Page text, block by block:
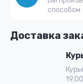
способом
Доставка